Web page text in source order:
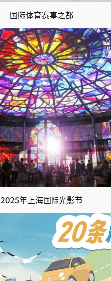
国际体育赛事之都
2025年上海国际光影节